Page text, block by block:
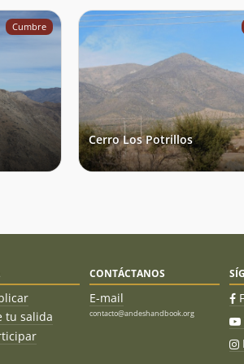
Cumbre
Cerro Los Potrillos
tu salida
CONTÁCTANOS
E-mail
contacto@andeshandbook.org